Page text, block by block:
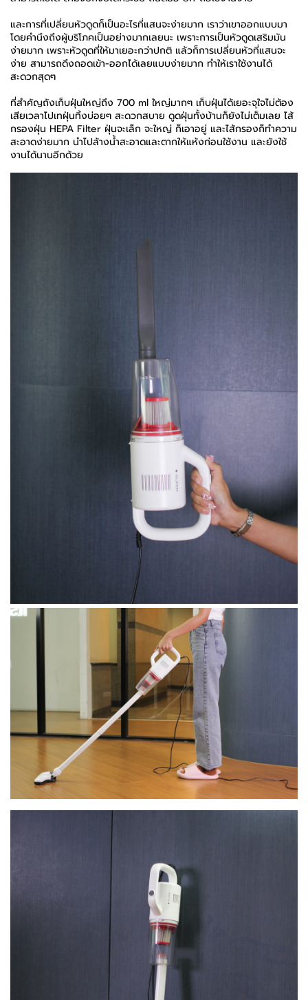
และการที่เปลี่ยนหัวดูดก็เป็นอะไรที่แสนจะง่ายมาก เราว่าเขาออกแบบมา
โดยคำนึงถึงผู้บริโภคเป็นอย่างมากเลยนะ เพราะการเป็นหัวดูดเสริมมัน
ง่ายมาก เพราะหัวดูดที่ให้มาเยอะกว่าปกติ แล้วก็การเปลี่ยนหัวที่แสนจะ
ง่าย สามารถดึงถอดเข้า-ออกได้เลยแบบง่ายมาก ทำให้เราใช้งานได้
สะดวกสุดๆ
ที่สำคัญถังเก็บฝุ่นใหญ่ถึง 700 ml ใหญ่มากๆ เก็บฝุ่นได้เยอะจุใจไม่ต้อง
เสียเวลาไปเทฝุ่นทิ้งบ่อยๆ สะดวกสบาย ดูดฝุ่นทั้งบ้านก็ยังไม่เต็มเลย ไส้
กรองฝุ่น HEPA Filter ฝุ่นจะเล็ก จะใหญ่ ก็เอาอยู่ และไส้กรองก็ทำความ
สะอาดง่ายมาก นำไปล้างน้ำสะอาดและตากให้แห้งก่อนใช้งาน และยังใช้
งานได้นานอีกด้วย